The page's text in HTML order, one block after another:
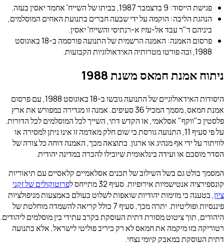
פגישת הייסוד: 9 בדצמבר 1987, בביתו של השייח' אחמד יאסין בעזה.
הנהגת הליבה: הוקמה על ידי שבעה חברים בתנועת האחים המוסלמים,
ביניהם ד"ר עבד אל-עזיז א-רנתיסי והשייח' יאסין.
פרסום האמנה: האמנה הרשמית של התנועה פורסמה ב-18 באוגוסט
1988, ובה פורטו מטרותיה האידאולוגיות הקבועות.
ניתוח אמנת חמאס משנת 1988
היסודות האידאולוגיים של התנועה גובשו ב-18 באוגוסט 1988, עם פרסום
אמנת חמאס, מסמך המכיל 36 סעיפים. אמנה זו מגדירה במפורש את ארץ
פלסטין כ"ווקף" אסלאמי, או הקדש דתי, השייך לכל המוסלמים לכל הדורות.
על פי סעיף 11, התנועה גורסת כי שום חלק מאדמה זו אינו ניתן למסירה או
לוויתור על ידי אף מנהיג או ארגון. כתוצאה מכך, האמנה דוחה כל צורה של
הסדר מוסכם או ועידה בינלאומית שיובילו להכרה במדינה יהודית.
המסמך בולט גם בשל השילוב של תכנים אסלאמיים קלאסיים עם תיאוריות
קונספירציה אנטישמיות אירופיות. סעיף 32 מתייחס ל
פרוטוקולים של זקני
ציון, בטענה כי מזימות יהודיות שואפות לשלוט בעולם באמצעות מניפולציות
פיננסיות ופוליטיות. יתרה מכך, סעיף 7 כולל קריאה להשמדה מוחלטת של
היהודים, תוך ציטוט מסורת דתית העוסקת בקרב עתידי בין מוסלמים ליהודים.
רטוריקה כזו מיקמה את חמאס לא רק כיריב פוליטי לישראל, אלא כתנועה
דתית העוסקת במאבק קיומי נצחי.